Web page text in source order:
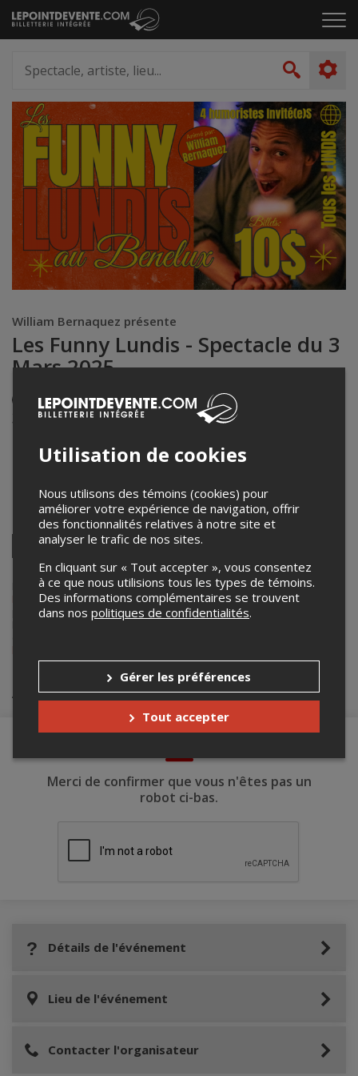
Passer
au
le
artiste,
lieu...
William Bernaquez présente
Les Funny Lundis - Spectacle du 3
Mars 2025
Événement en personne
3 mars 2025
Benelux Wellington
Partagez cet événement
Facebook
Twitter
Linkedin PinterestEnvoyer
par
courriel
Lepointdevente.com agit à titre de mandataire pour William
Bernaquezdans le cadre de l’affichage en ligne et la vente de billets
pour ses événements.
Pour plus d’information à propos de cet événement, veuillez
Achat de billets
Merci de confirmer que vous n'êtes pas un
robot ci-bas.
Détails de l'événement
Lieu de l'événement
Contacter l'organisateur
Utilisation de cookies
Nous utilisons des témoins (cookies) pour
améliorer votre expérience de navigation, offrir
des fonctionnalités relatives à notre site et
analyser le trafic de nos sites.
En cliquant sur « Tout accepter », vous consentez
à ce que nous utilisions tous les types de témoins.
Des informations complémentaires se trouvent
dans nos politiques de confidentialités.
Gérer les préférences
Tout accepter